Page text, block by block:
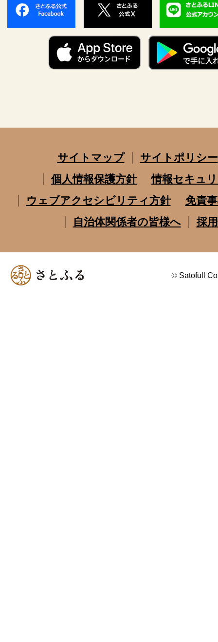
サイトマップ
サイトポリシー
個人情報保護方針
情報セキュ
ウェブアクセシビリティ方針
免責
自治体関係者の皆様へ
採
© Satofull